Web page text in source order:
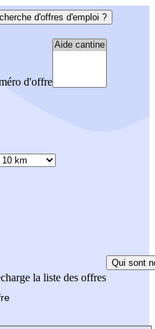
d'offres d'emploi ?
d'offre
la liste des offres
Qui sont